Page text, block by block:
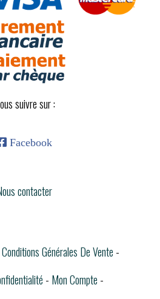
suivre sur :
Facebook
contacter
Conditions Générales De Vente
Mon Compte